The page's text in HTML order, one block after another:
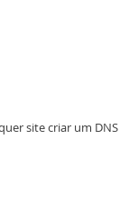
site criar um